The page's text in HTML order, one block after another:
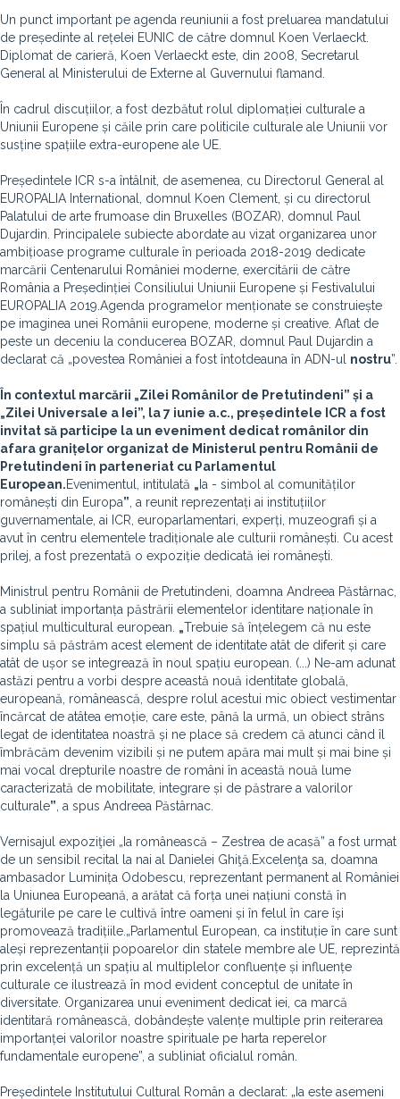
Un punct important pe agenda reuniunii a fost preluarea mandatului
de președinte al rețelei EUNIC de către domnul Koen Verlaeckt.
Diplomat de carieră, Koen Verlaeckt este, din 2008, Secretarul
General al Ministerului de Externe al Guvernului flamand.
În cadrul discuțiilor, a fost dezbătut rolul diplomației culturale a
Uniunii Europene și căile prin care politicile culturale ale Uniunii vor
susține spațiile extra-europene ale UE.
Președintele ICR s-a întâlnit, de asemenea, cu Directorul General al
EUROPALIA International, domnul Koen Clement, și cu directorul
Palatului de arte frumoase din Bruxelles (BOZAR), domnul Paul
Dujardin. Principalele subiecte abordate au vizat organizarea unor
ambițioase programe culturale în perioada 2018-2019 dedicate
marcării Centenarului României moderne, exercitării de către
România a Președinției Consiliului Uniunii Europene și Festivalului
EUROPALIA 2019.Agenda programelor menționate se construiește
pe imaginea unei Românii europene, moderne și creative. Aflat de
peste un deceniu la conducerea BOZAR, domnul Paul Dujardin a
declarat că „povestea României a fost întotdeauna în ADN-ul nostru”.
În contextul marcării „Zilei Românilor de Pretutindeni” și a
„Zilei Universale a Iei”, la 7 iunie a.c., președintele ICR a fost
invitat să participe la un eveniment dedicat românilor din
afara granițelor organizat de Ministerul pentru Românii de
Pretutindeni în parteneriat cu Parlamentul
European.Evenimentul, intitulată „ Ia - simbol al comunităților
românești din Europa” , a reunit reprezentați ai instituțiilor
guvernamentale, ai ICR, europarlamentari, experți, muzeografi și a
avut în centru elementele tradiționale ale culturii românești. Cu acest
prilej, a fost prezentată o expoziție dedicată iei românești.
Ministrul pentru Românii de Pretutindeni, doamna Andreea Păstârnac,
a subliniat importanța păstrării elementelor identitare naționale în
spațiul multicultural european. „Trebuie să înțelegem că nu este
simplu să păstrăm acest element de identitate atât de diferit și care
atât de ușor se integrează în noul spațiu european. (...) Ne-am adunat
astăzi pentru a vorbi despre această nouă identitate globală,
europeană, românească, despre rolul acestui mic obiect vestimentar
încărcat de atâtea emoție, care este, până la urmă, un obiect strâns
legat de identitatea noastră și ne place să credem că atunci când îl
îmbrăcăm devenim vizibili și ne putem apăra mai mult și mai bine și
mai vocal drepturile noastre de români în această nouă lume
caracterizată de mobilitate, integrare și de păstrare a valorilor
culturale” , a spus Andreea Păstârnac.
Vernisajul expoziţiei „Ia românească – Zestrea de acasă” a fost urmat
de un sensibil recital la nai al Danielei Ghiţă.Excelenţa sa, doamna
ambasador Luminița Odobescu, reprezentant permanent al României
la Uniunea Europeană, a arătat că forța unei națiuni constă în
legăturile pe care le cultivă între oameni și în felul în care își
promovează tradițiile.„Parlamentul European, ca instituție în care sunt
aleși reprezentanții popoarelor din statele membre ale UE, reprezintă
prin excelență un spațiu al multiplelor confluențe și influențe
culturale ce ilustrează în mod evident conceptul de unitate în
diversitate. Organizarea unui eveniment dedicat iei, ca marcă
identitară românească, dobândește valențe multiple prin reiterarea
importanței valorilor noastre spirituale pe harta reperelor
fundamentale europene”, a subliniat oficialul român.
Președintele Institutului Cultural Român a declarat: „Ia este asemeni